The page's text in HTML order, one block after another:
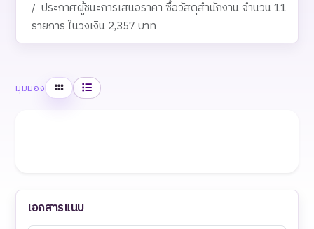
ประกาศผู้ชนะการเสนอราคา ซื้อวัสดุสำนักงาน จำนวน 11
รายการ ในวงเงิน 2,357 บาท
มุมมอง ตารางรายการ
เอกสารแนบ